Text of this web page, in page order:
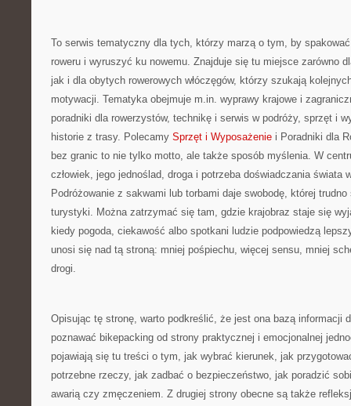
To serwis tematyczny dla tych, którzy marzą o tym, by
roweru i wyruszyć ku nowemu. Znajduje się tu miejsce zarówno
jak i dla obytych rowerowych włóczęgów, którzy szukają
motywacji. Tematyka obejmuje m.in. wyprawy krajowe i
poradniki dla rowerzystów, technikę i serwis w podróży, sprzęt i
historie z trasy. Polecamy Sprzęt i Wyposażenie i Poradniki dla
bez granic to nie tylko motto, ale także sposób myślenia. W
człowiek, jego jednoślad, droga i potrzeba doświadczania świata
Podróżowanie z sakwami lub torbami daje swobodę, której
turystyki. Można zatrzymać się tam, gdzie krajobraz staje się
kiedy pogoda, ciekawość albo spotkani ludzie podpowiedzą
unosi się nad tą stroną: mniej pośpiechu, więcej sensu, mniej
drogi.
Opisując tę stronę, warto podkreślić, że jest ona bazą informacji
poznawać bikepacking od strony praktycznej i emocjonalnej
pojawiają się tu treści o tym, jak wybrać kierunek, jak
potrzebne rzeczy, jak zadbać o bezpieczeństwo, jak poradzić
awarią czy zmęczeniem. Z drugiej strony obecne są także